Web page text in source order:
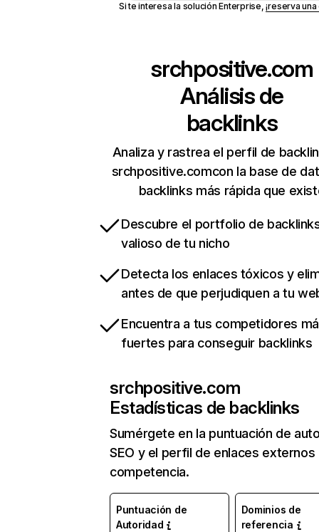
Si te interesa la solución Enterprise,¡reserva
srchpositive.com
Análisis de
backlinks
Analiza y rastrea el perfil de
srchpositive.comcon la base de
backlinks más rápida que
Descubre el portfolio de
valioso de tu nicho
Detecta los enlaces tóxicos y
antes de que perjudiquen a tu
Encuentra a tus competidores
fuertes para conseguir backlinks
srchpositive.com
Estadísticas de backlinks
Sumérgete en la puntuación de
SEO y el perfil de enlaces externos
competencia.
Puntuación de
Autoridad
Dominios de
referencia